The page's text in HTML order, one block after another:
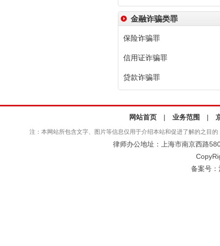
金融诈骗类罪
保险诈骗罪
信用证诈骗罪
贷款诈骗罪
网站首页 | 业务范围 |
注：本网站所包含文字、图片等信息仅用于介绍本站和促进了解的之目
律师办公地址：上海市南京西路
备案号：